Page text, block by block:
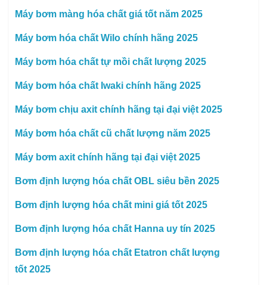
Máy bơm màng hóa chất giá tốt năm 2025
Máy bơm hóa chất Wilo chính hãng 2025
Máy bơm hóa chất tự mồi chất lượng 2025
Máy bơm hóa chất Iwaki chính hãng 2025
Máy bơm chịu axit chính hãng tại đại việt 2025
Máy bơm hóa chất cũ chất lượng năm 2025
Máy bơm axit chính hãng tại đại việt 2025
Bơm định lượng hóa chất OBL siêu bền 2025
Bơm định lượng hóa chất mini giá tốt 2025
Bơm định lượng hóa chất Hanna uy tín 2025
Bơm định lượng hóa chất Etatron chất lượng
tốt 2025